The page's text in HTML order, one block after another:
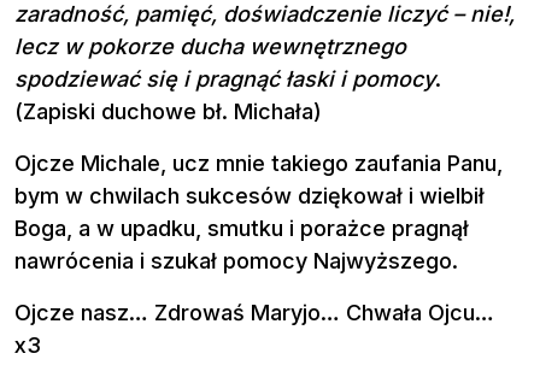
zaradność, pamięć, doświadczenie liczyć – nie!,
lecz w pokorze ducha wewnętrznego
spodziewać się i pragnąć łaski i pomocy.
(Zapiski duchowe bł. Michała)
Ojcze Michale, ucz mnie takiego zaufania Panu,
bym w chwilach sukcesów dziękował i wielbił
Boga, a w upadku, smutku i porażce pragnął
nawrócenia i szukał pomocy Najwyższego.
Ojcze nasz… Zdrowaś Maryjo… Chwała Ojcu…
x3